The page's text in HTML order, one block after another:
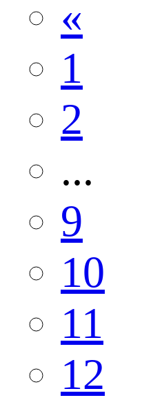
«
1
2
...
9
10
11
12